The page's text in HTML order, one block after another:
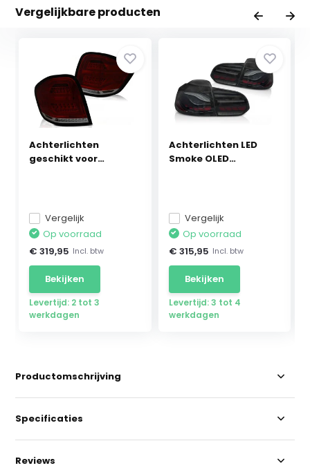
Vergelijkbare producten
Achterlichten
geschikt voor
Vergelijk
Op voorraad
€ 319,95 Incl. btw
Bekijken
Levertijd: 2 tot 3
werkdagen
Achterlichten LED
Smoke OLED
Vergelijk
Op voorraad
€ 315,95 Incl. btw
Bekijken
Levertijd: 3 tot 4
werkdagen
Productomschrijving
Specificaties
Reviews